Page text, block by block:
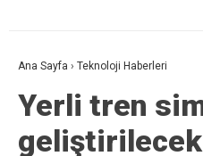
Ana Sayfa › Teknoloji Haberleri
Yerli tren
geliştirilecek